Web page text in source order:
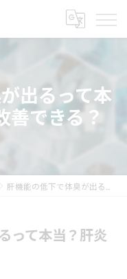
出るって本
善できる？
肝機能の低下で体臭が出るって本当？肝炎の治療で改善できる？
って本当？肝炎